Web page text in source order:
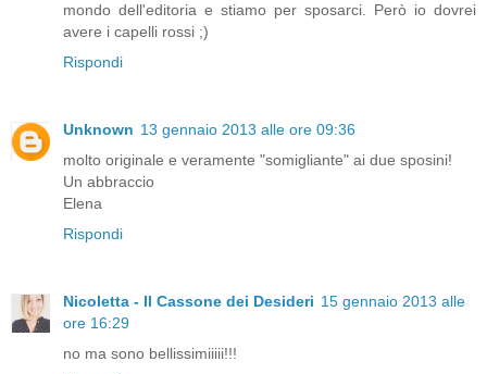
mondo dell'editoria e stiamo per sposarci. Però io dovrei
avere i capelli rossi ;)
Rispondi
Unknown 13 gennaio 2013 alle ore 09:36
molto originale e veramente "somigliante" ai due sposini!
Un abbraccio
Elena
Rispondi
Nicoletta - Il Cassone dei Desideri 15 gennaio 2013 alle
ore 16:29
no ma sono bellissimiiiii!!!